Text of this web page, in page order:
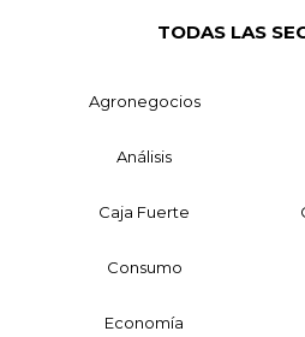
TODAS LAS
Agronegocios
Análisis
Caja Fuerte
Consumo
Economía